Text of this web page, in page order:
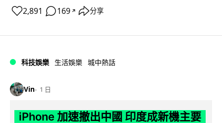
2,891 169 ↗ 分享
科技娛樂 生活娛樂 城中熱話
Vin 1 日
iPhone 加速撤出中國 印度成新機主要